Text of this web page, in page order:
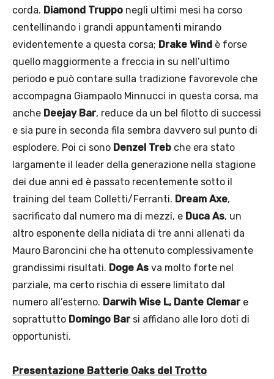
corda. Diamond Truppo negli ultimi mesi ha corso
centellinando i grandi appuntamenti mirando
evidentemente a questa corsa; Drake Wind è forse
quello maggiormente a freccia in su nell’ultimo
periodo e può contare sulla tradizione favorevole che
accompagna Giampaolo Minnucci in questa corsa, ma
anche Deejay Bar, reduce da un bel filotto di successi
e sia pure in seconda fila sembra davvero sul punto di
esplodere. Poi ci sono Denzel Treb che era stato
largamente il leader della generazione nella stagione
dei due anni ed è passato recentemente sotto il
training del team Colletti/Ferranti. Dream Axe,
sacrificato dal numero ma di mezzi, e Duca As, un
altro esponente della nidiata di tre anni allenati da
Mauro Baroncini che ha ottenuto complessivamente
grandissimi risultati. Doge As va molto forte nel
parziale, ma certo rischia di essere limitato dal
numero all’esterno. Darwih Wise L, Dante Clemare
soprattutto Domingo Barsi affidano alle loro doti di
opportunisti.
Presentazione Batterie Oaks del Trotto